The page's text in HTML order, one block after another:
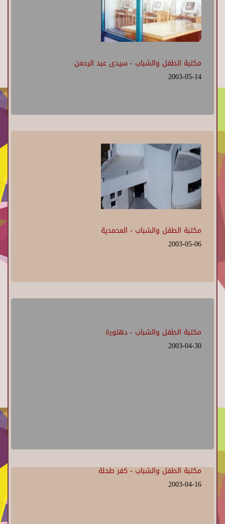
مكتبة الطفل والشباب - سيدى عبد الرحمن
2003-05-14
مكتبة الطفل والشباب - المحمدية
2003-05-06
مكتبة الطفل والشباب - دهتورة
2003-04-30
مكتبة الطفل والشباب - كفر طحلة
2003-04-16